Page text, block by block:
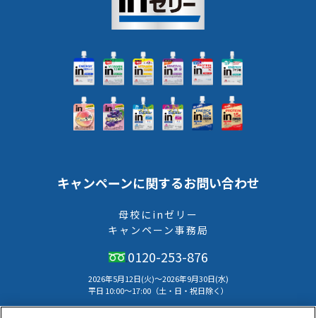
キャンペーンに関するお問い合わせ
母校にinゼリー
キャンペーン事務局
0120-253-876
2026年5月12日(火)～2026年9月30日(水)
平⽇ 10:00〜17:00（⼟・⽇・祝⽇除く）